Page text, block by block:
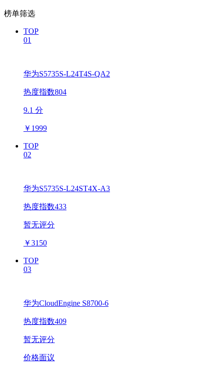
榜单筛选
TOP
01
华为S5735S-L24T4S-QA2
热度指数804
9.1 分
￥ 1999
TOP
02
华为S5735S-L24ST4X-A3
热度指数433
暂无评分
￥3150
TOP
03
华为CloudEngine S8700-6
热度指数409
暂无评分
价格面议